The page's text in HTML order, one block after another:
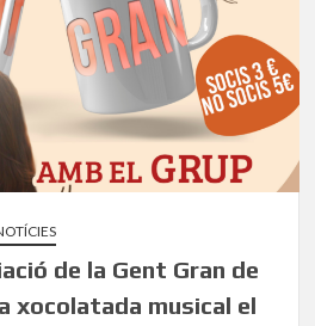
de la Gent Gran de
xocolatada musical el